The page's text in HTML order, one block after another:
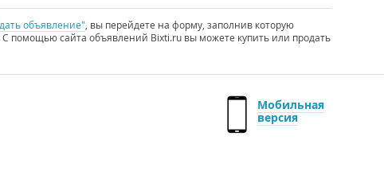
объявление", вы перейдете на форму, заполнив которую
помощью сайта объявлений Bixti.ru вы можете купить или продать
Мобильная
версия